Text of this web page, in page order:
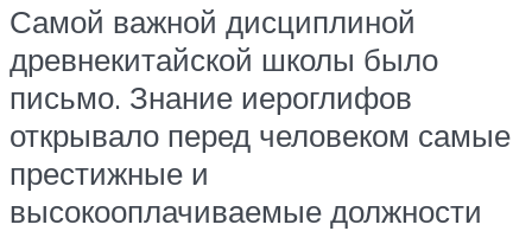
Самой важной дисциплиной
древнекитайской школы было
письмо. Знание иероглифов
открывало перед человеком самые
престижные и
высокооплачиваемые должности